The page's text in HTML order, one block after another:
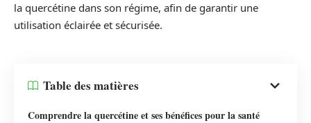
la quercétine dans son régime, afin de garantir une
utilisation éclairée et sécurisée.
Table des matières
Comprendre la quercétine et ses bénéfices pour la santé